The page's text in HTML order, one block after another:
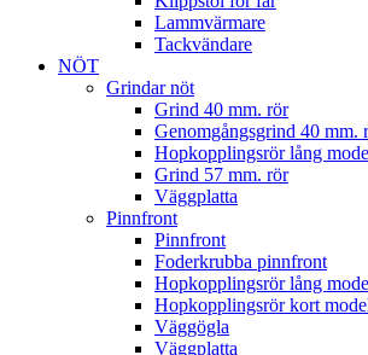
Lammvärmare
Tackvändare
NÖT
Grindar nöt
Grind 40 mm. rör
Genomgångsgrind 40 mm.
Hopkopplingsrör lång
Grind 57 mm. rör
Väggplatta
Pinnfront
Pinnfront
Foderkrubba pinnfront
Hopkopplingsrör lång
Hopkopplingsrör kort
Väggögla
Väggplatta